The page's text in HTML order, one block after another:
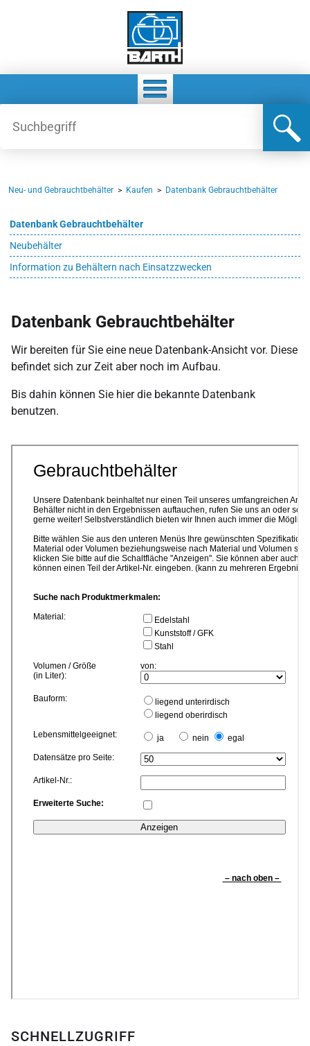
Neu- und Gebrauchtbehälter > Kaufen > Datenbank Gebrauchtbehälter
Datenbank Gebrauchtbehälter
Neubehälter
Information zu Behältern nach Einsatzzwecken
Datenbank Gebrauchtbehälter
Wir bereiten für Sie eine neue Datenbank-Ansicht vor. Diese
befindet sich zur Zeit aber noch im Aufbau.
Bis dahin können Sie hier die bekannte Datenbank
benutzen.
SCHNELLZUGRIFF